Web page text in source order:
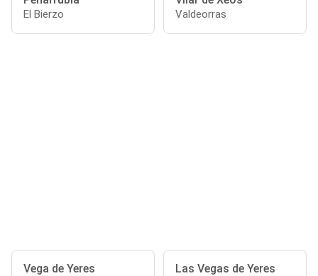
El Bierzo Valdeorras
Vega de Yeres Las Vegas de Yeres